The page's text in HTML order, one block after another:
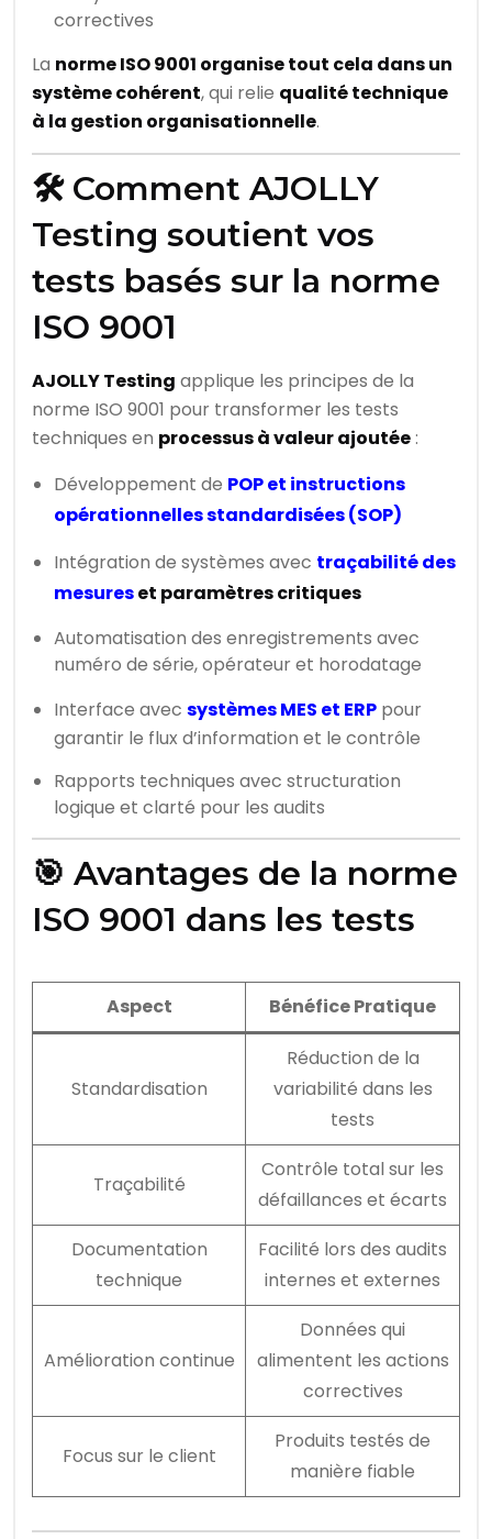
correctives
La norme ISO 9001 organise tout cela dans un
système cohérent, qui relie qualité technique
à la gestion organisationnelle.
🛠️ Comment AJOLLY
Testing soutient vos
tests basés sur la norme
ISO 9001
AJOLLY Testing applique les principes de la
norme ISO 9001 pour transformer les tests
techniques en processus à valeur ajoutée:
Développement de POP et instructions
opérationnelles standardisées (SOP)
Intégration de systèmes avec traçabilité des
mesureset paramètres critiques
Automatisation des enregistrements avec
numéro de série, opérateur et horodatage
Interface avec systèmes MES et ERP pour
garantir le flux d’information et le contrôle
Rapports techniques avec structuration
logique et clarté pour les audits
🎯 Avantages de la norme
ISO 9001 dans les tests
Aspect Bénéfice Pratique
Standardisation
Réduction de la
variabilité dans les
tests
Traçabilité
Contrôle total sur les
défaillances et écarts
Documentation
technique
Facilité lors des audits
internes et externes
Amélioration continue
Données qui
alimentent les actions
correctives
Focus sur le client
Produits testés de
manière fiable